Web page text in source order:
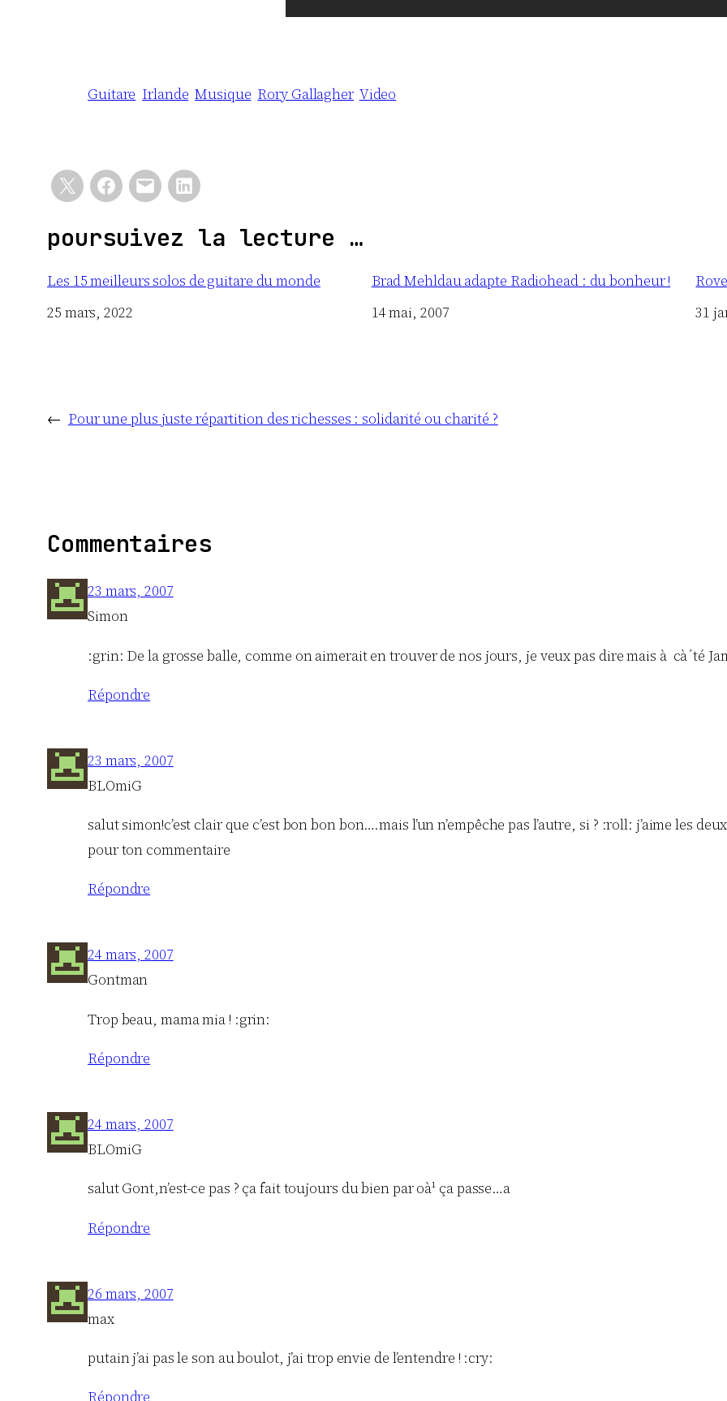
Guitare Irlande Musique Rory Gallagher Video
poursuivez la lecture …
Les 15 meilleurs solos de guitare du monde
Date
25 mars, 2022
Brad Mehldau adapte Radiohead : du bonheur !
Date
14 mai, 2007
Date
31
← Pour une plus juste répartition des richesses : solidarité ou charité ?
Commentaires
23 mars, 2007
Simon
:grin: De la grosse balle, comme on aimerait en trouver de nos jours, je veux pas dire mais à cà´té
Répondre
23 mars, 2007
BLOmiG
salut simon!c’est clair que c’est bon bon bon….mais l’un n’empêche pas l’autre, si ? :roll: j’aime les
pour ton commentaire
Répondre
24 mars, 2007
Gontman
Trop beau, mama mia ! :grin:
Répondre
24 mars, 2007
BLOmiG
salut Gont,n’est-ce pas ? ça fait toujours du bien par oà¹ ça passe…a
Répondre
26 mars, 2007
max
putain j’ai pas le son au boulot, j’ai trop envie de l’entendre ! :cry:
Répondre